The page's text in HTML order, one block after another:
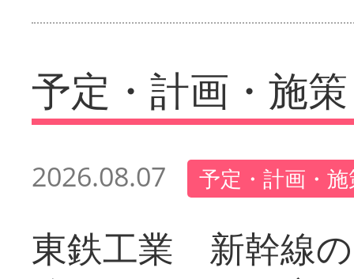
予定・計画・施策
2026.08.07 予定・計画・
東鉄工業 新幹線